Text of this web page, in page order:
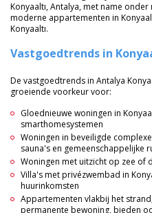
Konyaaltı, Antalya, met name
moderne appartementen in
Konyaaltı.
Vastgoedtrends in
De vastgoedtrends in Antalya
groeiende voorkeur voor:
Gloednieuwe woningen in
smarthomesystemen
Woningen in beveiligde
sauna's en gemeenschappelijke
Woningen met uitzicht op zee of
Villa's met privézwembad in
huurinkomsten
Appartementen vlakbij het
permanente bewoning, bieden